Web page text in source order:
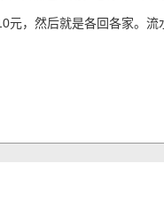
，然后就是各回各家。流